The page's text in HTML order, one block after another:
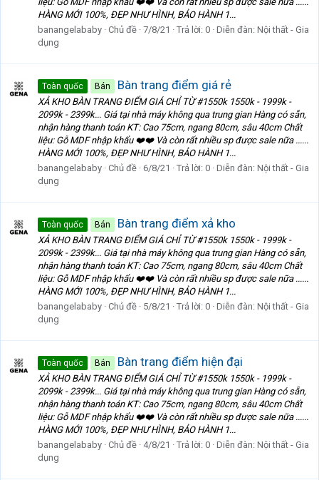
HÀNG MỚI 100%, ĐẸP NHƯ HÌNH, BẢO HÀNH 1...
banangelababy Chủ đề 7/8/21 Trả lời: 0 Diễn đàn: Nội thất - Gia
dụng
Toàn quốc Bán Bàn trang điểm giá rẻ
XẢ KHO BÀN TRANG ĐIỂM GIÁ CHỈ TỪ #1550k 1550k - 1999k -
2099k - 2399k... Giá tại nhà máy không qua trung gian Hàng có sẵn,
nhận hàng thanh toán KT: Cao 75cm, ngang 80cm, sâu 40cm Chất
liệu: Gỗ MDF nhập khẩu ❤️❤️ Và còn rất nhiều sp được sale nữa ......
HÀNG MỚI 100%, ĐẸP NHƯ HÌNH, BẢO HÀNH 1...
banangelababy Chủ đề 6/8/21 Trả lời: 0 Diễn đàn: Nội thất - Gia
dụng
Toàn quốc Bán Bàn trang điểm xả kho
XẢ KHO BÀN TRANG ĐIỂM GIÁ CHỈ TỪ #1550k 1550k - 1999k -
2099k - 2399k... Giá tại nhà máy không qua trung gian Hàng có sẵn,
nhận hàng thanh toán KT: Cao 75cm, ngang 80cm, sâu 40cm Chất
liệu: Gỗ MDF nhập khẩu ❤️❤️ Và còn rất nhiều sp được sale nữa ......
HÀNG MỚI 100%, ĐẸP NHƯ HÌNH, BẢO HÀNH 1...
banangelababy Chủ đề 5/8/21 Trả lời: 0 Diễn đàn: Nội thất - Gia
dụng
Toàn quốc Bán Bàn trang điểm hiện đại
XẢ KHO BÀN TRANG ĐIỂM GIÁ CHỈ TỪ #1550k 1550k - 1999k -
2099k - 2399k... Giá tại nhà máy không qua trung gian Hàng có sẵn,
nhận hàng thanh toán KT: Cao 75cm, ngang 80cm, sâu 40cm Chất
liệu: Gỗ MDF nhập khẩu ❤️❤️ Và còn rất nhiều sp được sale nữa ......
HÀNG MỚI 100%, ĐẸP NHƯ HÌNH, BẢO HÀNH 1...
banangelababy Chủ đề 4/8/21 Trả lời: 0 Diễn đàn: Nội thất - Gia
dụng